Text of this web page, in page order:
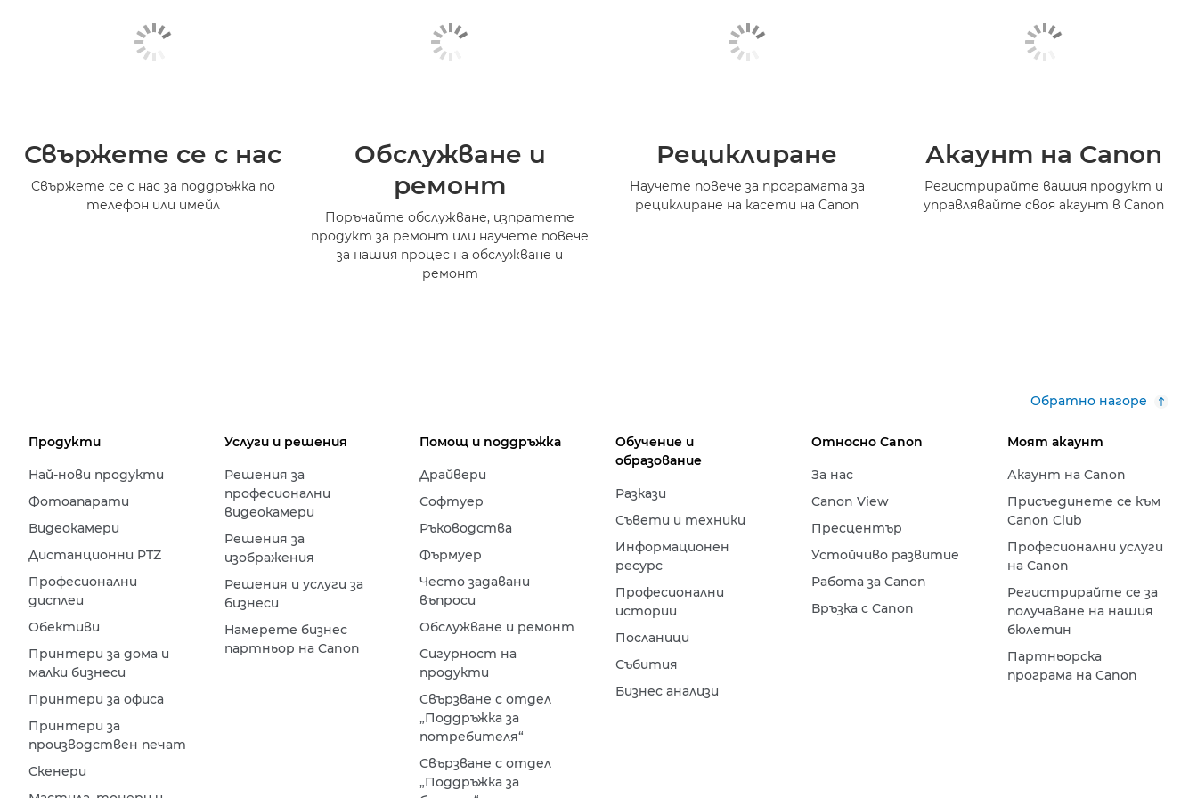
Свържете се с нас
Свържете се с нас за поддръжка по
телефон или имейл
Обслужване и
ремонт
Поръчайте обслужване, изпратете
продукт за ремонт или научете повече
за нашия процес на обслужване и
ремонт
Рециклиране
Научете повече за програмата за
рециклиране на касети на Canon
Акаунт на Canon
Регистрирайте вашия продукт и
управлявайте своя акаунт в Canon
Обратно нагоре
Продукти
Най-нови продукти
Фотоапарати
Видеокамери
Дистанционни PTZ
Професионални
дисплеи
Обективи
Принтери за дома и
малки бизнеси
Принтери за офиса
Принтери за
производствен печат
Скенери
Услуги и решения
Решения за
професионални
видеокамери
Решения за
изображения
Решения и услуги за
бизнеси
Намерете бизнес
партньор на Canon
Помощ и поддръжка
Драйвери
Софтуер
Ръководства
Фърмуер
Често задавани
въпроси
Обслужване и ремонт
Сигурност на
продукти
Свързване с отдел
„Поддръжка за
потребителя“
Свързване с отдел
„Поддръжка за
Обучение и
образование
Разкази
Съвети и техники
Информационен
ресурс
Професионални
истории
Посланици
Събития
Бизнес анализи
Относно Canon
За нас
Canon View
Пресцентър
Устойчиво развитие
Работа за Canon
Връзка с Canon
Моят акаунт
Акаунт на Canon
Присъединете се към
Canon Club
Професионални услуги
на Canon
Регистрирайте се за
получаване на нашия
бюлетин
Партньорска
програма на Canon